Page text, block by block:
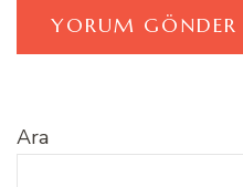
Ara